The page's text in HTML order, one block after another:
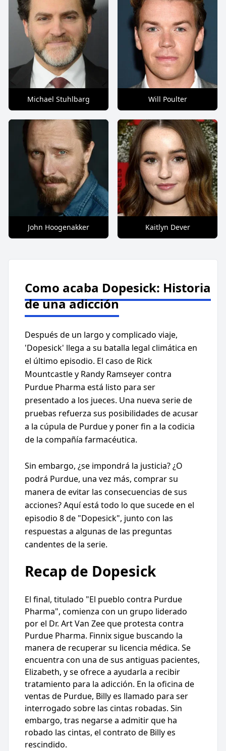
Michael Stuhlbarg Will Poulter
John Hoogenakker Kaitlyn Dever
Como acaba Dopesick: Historia
de una adicción
Después de un largo y complicado viaje,
'Dopesick' llega a su batalla legal climática en
el último episodio. El caso de Rick
Mountcastle y Randy Ramseyer contra
Purdue Pharma está listo para ser
presentado a los jueces. Una nueva serie de
pruebas refuerza sus posibilidades de acusar
a la cúpula de Purdue y poner fin a la codicia
de la compañía farmacéutica.
Sin embargo, ¿se impondrá la justicia? ¿O
podrá Purdue, una vez más, comprar su
manera de evitar las consecuencias de sus
acciones? Aquí está todo lo que sucede en el
episodio 8 de "Dopesick", junto con las
respuestas a algunas de las preguntas
candentes de la serie.
Recap de Dopesick
El final, titulado "El pueblo contra Purdue
Pharma", comienza con un grupo liderado
por el Dr. Art Van Zee que protesta contra
Purdue Pharma. Finnix sigue buscando la
manera de recuperar su licencia médica. Se
encuentra con una de sus antiguas pacientes,
Elizabeth, y se ofrece a ayudarla a recibir
tratamiento para la adicción. En la oficina de
ventas de Purdue, Billy es llamado para ser
interrogado sobre las cintas robadas. Sin
embargo, tras negarse a admitir que ha
robado las cintas, el contrato de Billy es
rescindido.